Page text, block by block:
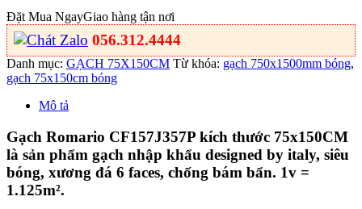
Đặt Mua NgayGiao hàng tận nơi
056.312.4444
Danh mục: GẠCH 75X150CM Từ khóa: gạch 750x1500mm bóng,
gạch 75x150cm bóng
Mô tả
Gạch Romario CF157J357P kích thước 75x150CM
là sản phẩm gạch nhập khẩu designed by italy, siêu
bóng, xương đá 6 faces, chống bám bẩn. 1v =
1.125m².